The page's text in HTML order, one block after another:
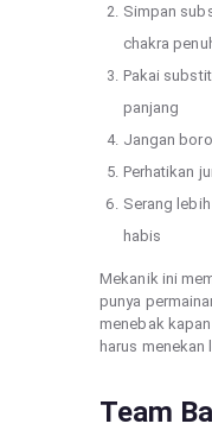
Simpan
chakra
Pakai
panjang
Jangan
Perhatikan
Serang
habis
Mekanik ini
punya
menebak
harus menekan
Team